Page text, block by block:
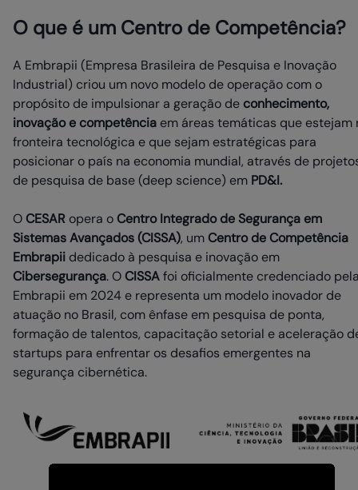
O que é um Centro de Competência?
A Embrapii (Empresa Brasileira de Pesquisa e Inovação
Industrial) criou um novo modelo de operação com o
propósito de impulsionar a geração de conhecimento,
inovação e competência em áreas temáticas que estejam
fronteira tecnológica e que sejam estratégicas para
posicionar o país na economia mundial, através de
de pesquisa de base (deep science) em PD&I.
O CESAR opera o Centro Integrado de Segurança em
Sistemas Avançados (CISSA), um Centro de Competência
Embrapii dedicado à pesquisa e inovação em
Cibersegurança. O CISSAfoi oficialmente credenciado
Embrapii em 2024 e representa um modelo inovador de
atuação no Brasil, com ênfase em pesquisa de ponta,
formação de talentos, capacitação setorial e aceleração
startups para enfrentar os desafios emergentes na
segurança cibernética.